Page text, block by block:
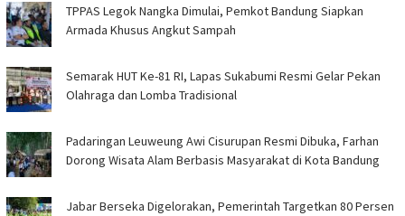
TPPAS Legok Nangka Dimulai, Pemkot Bandung Siapkan
Armada Khusus Angkut Sampah
Semarak HUT Ke-81 RI, Lapas Sukabumi Resmi Gelar Pekan
Olahraga dan Lomba Tradisional
Padaringan Leuweung Awi Cisurupan Resmi Dibuka, Farhan
Dorong Wisata Alam Berbasis Masyarakat di Kota Bandung
Jabar Berseka Digelorakan, Pemerintah Targetkan 80 Persen